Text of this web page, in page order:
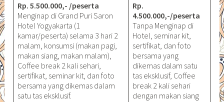
Rp. 5.500.000,- /peserta
Menginap di Grand Puri Saron
Hotel Yogyakarta (1
kamar/peserta) selama 3 hari 2
malam, konsumsi (makan pagi,
makan siang, makan malam),
Coffee break 2 kali sehari,
sertifikat, seminar kit, dan foto
bersama yang dikemas dalam
satu tas eksklusif.
Rp.
4.500.000,-/peserta
Tanpa Menginap di
Hotel, seminar kit,
sertifikat, dan foto
bersama yang
dikemas dalam satu
tas eksklusif, Coffee
break 2 kali sehari
dengan makan siang